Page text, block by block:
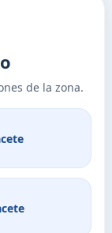
de la zona.